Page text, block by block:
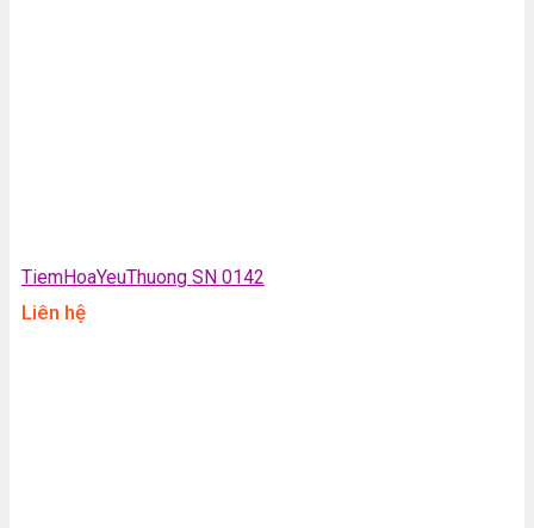
TiemHoaYeuThuong SN 0142
Liên hệ